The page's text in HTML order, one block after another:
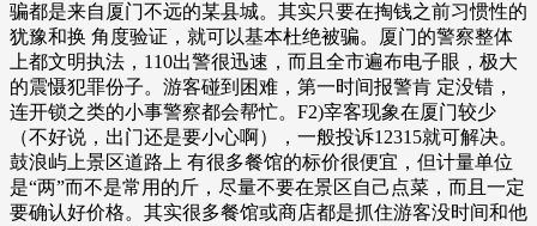
骗都是来自厦门不远的某县城。其实只要在掏钱之前习惯性的
犹豫和换 角度验证，就可以基本杜绝被骗。厦门的警察整体
上都文明执法，110出警很迅速，而且全市遍布电子眼，极大
的震慑犯罪份子。游客碰到困难，第一时间报警肯 定没错，
连开锁之类的小事警察都会帮忙。F2)宰客现象在厦门较少
（不好说，出门还是要小心啊），一般投诉12315就可解决。
鼓浪屿上景区道路上 有很多餐馆的标价很便宜，但计量单位
是“两”而不是常用的斤，尽量不要在景区自己点菜，而且一定
要确认好价格。其实很多餐馆或商店都是抓住游客没时间和他